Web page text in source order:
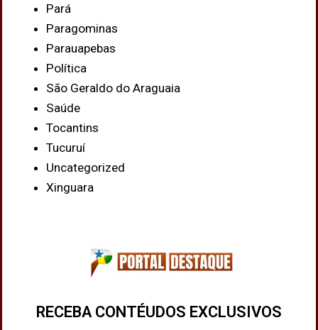
Pará
Paragominas
Parauapebas
Política
São Geraldo do Araguaia
Saúde
Tocantins
Tucuruí
Uncategorized
Xinguara
RECEBA CONTÉUDOS EXCLUSIVOS